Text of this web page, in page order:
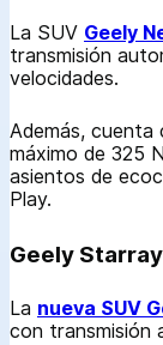
La SUV Geely
transmisión
velocidades.
Además, cuenta
máximo de 325
asientos de
Play.
Geely Starray
La nueva SUV
con transmisión